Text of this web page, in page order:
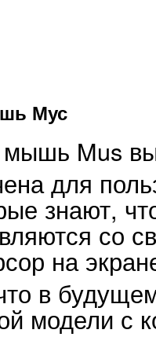
Мус
Mus
для
знают,
со
на
в
модели с